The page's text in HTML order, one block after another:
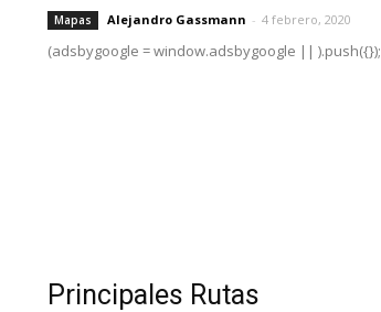
Mapas Alejandro Gassmann - 4 febrero, 2020
(adsbygoogle = window.adsbygoogle || ).push({});
Principales Rutas